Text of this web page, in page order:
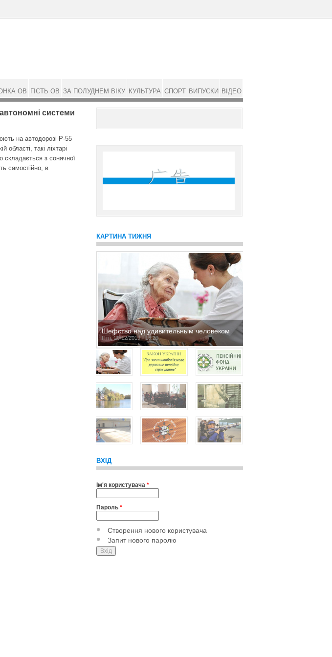
системи
на автодорозі Р-55
такі ліхтарі
складається з сонячної
самостійно, в
КАРТИНА ТИЖНЯ
Шефство над удивительным человеком
Птн, 20/12/2019 - 16:29
ВХІД
Ім'я користувача *
Пароль *
Створення нового користувача
Запит нового паролю
ОВ ГІСТЬ ОВ ЗА ПОЛУДНЕМ ВІКУ КУЛЬТУРА СПОРТ ВИПУСКИ ВІДЕО